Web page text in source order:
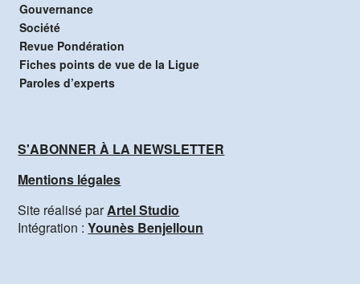
Gouvernance
Société
Revue Pondération
Fiches points de vue de la Ligue
Paroles d’experts
S'ABONNER À LA NEWSLETTER
Mentions légales
Site réalisé parArtel Studio
Intégration :Younès Benjelloun